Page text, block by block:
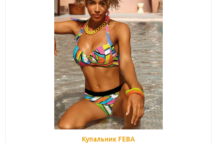
Купальник FEBA